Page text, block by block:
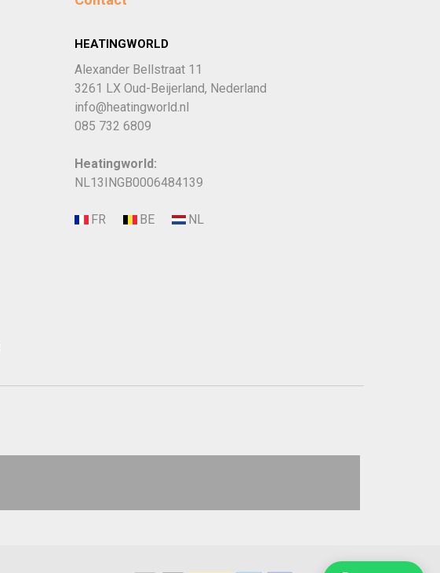
HEATINGWORLD
Alexander Bellstraat 11
3261 LX Oud-Beijerland, Nederland
info@heatingworld.nl
085 732 6809
Heatingworld:
NL13INGB0006484139